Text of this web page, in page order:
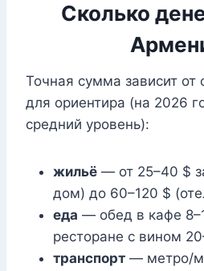
Сколько
Точная сумма зависит от
для ориентира (на 2026
средний уровень):
жильё — от 25–40 $
дом) до 60–120 $
еда — обед в кафе
ресторане с вином
транспорт — метро/